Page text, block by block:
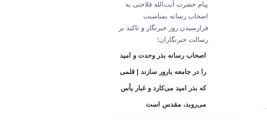
پیام حضرت آیت‌الله فلاحتی به
اصحاب رسانه بمناسبت
فرارسیدن روز خبرنگار و تاکید بر
رسالت خبرنگاران؛
اصحاب رسانه بذر وحدت و امید
را در جامعه بارور سازند | قلمی
که بذر امید می‌کارد و غبار یأس
می‌روبد، مقدس است